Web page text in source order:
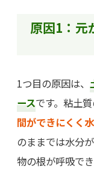
原因1：元
1つ目の原因は、
ースです。粘土
間ができにくく
のままでは水分
物の根が呼吸で